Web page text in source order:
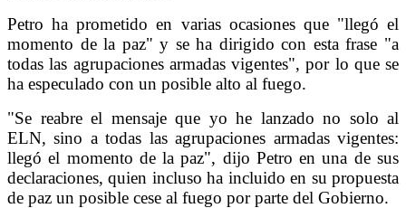
Petro ha prometido en varias ocasiones que "llegó el
momento de la paz" y se ha dirigido con esta frase "a
todas las agrupaciones armadas vigentes", por lo que se
ha especulado con un posible alto al fuego.
"Se reabre el mensaje que yo he lanzado no solo al
ELN, sino a todas las agrupaciones armadas vigentes:
llegó el momento de la paz", dijo Petro en una de sus
declaraciones, quien incluso ha incluido en su propuesta
de paz un posible cese al fuego por parte del Gobierno.